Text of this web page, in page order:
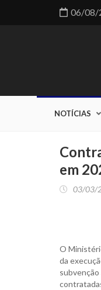
06/08/
NOTÍCIAS
em
03/03/
O
da